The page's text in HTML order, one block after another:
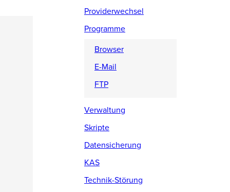
Providerwechsel
Programme
Browser
E-Mail
FTP
Verwaltung
Skripte
Datensicherung
KAS
Technik-Störung